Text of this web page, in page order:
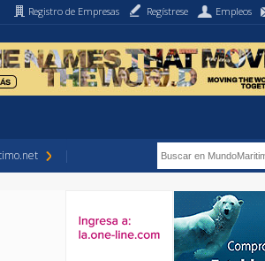
Registro de Empresas Regístrese Empleos